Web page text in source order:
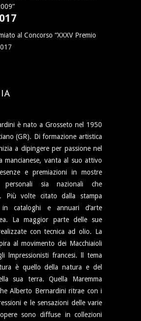
al Concorso “XXXV Premio
è nato a Grosseto nel 1950
(GR). Di formazione artistica
a dipingere per passione nel
mancianese, vanta al suo attivo
e premiazioni in mostre
sia nazionali che
Più volte citato dalla stampa
in cataloghi e annuari d’arte
La maggior parte delle sue
con tecnica ad olio. La
al movimento dei Macchiaioli
lmpressionisti francesi. ll tema
è quello della natura e del
sua terra. Quella Maremma
Alberto Bernardini ritrae con i
e le sensazioni delle varie
sono diffuse in collezioni